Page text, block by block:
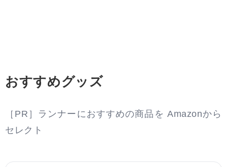
おすすめグッズ
［PR］ランナーにおすすめの商品を Amazonから
セレクト